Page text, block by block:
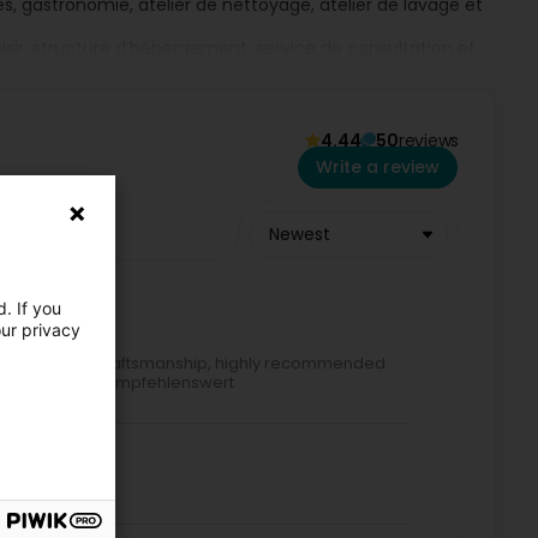
gastronomie, atelier de nettoyage, atelier de lavage et
asbl »
du revenu imposable
4.44 50reviews
Write a review
Newest
great craftsmanship, highly recommended.
handarbeit,empfehlenswert
If you
privacy